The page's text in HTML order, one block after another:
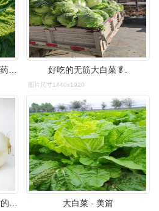
好吃的无筋大白菜🥬.
图片尺寸1440x1920
大白菜 - 美篇